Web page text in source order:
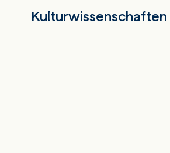
Kulturwissenschaften